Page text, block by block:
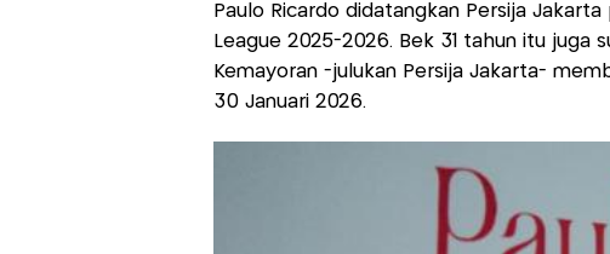
Paulo Ricardo didatangkan Persija
League 2025-2026. Bek 31 tahun itu
Kemayoran -julukan Persija Jakarta-
30 Januari 2026.